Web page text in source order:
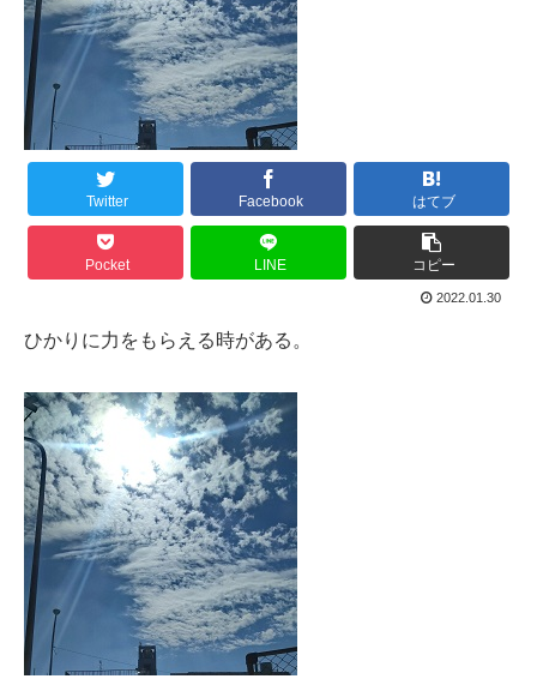
Twitter Facebook はてブ
Pocket LINE コピー
2022.01.30
ひかりに力をもらえる時がある。